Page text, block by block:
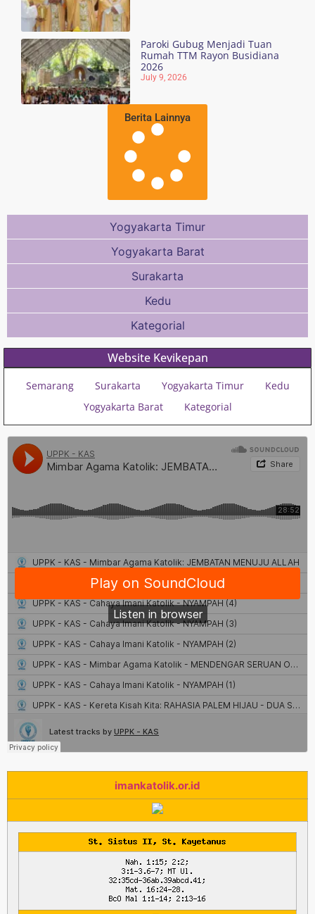
Yogyakarta Timur
Yogyakarta Barat
Surakarta
Kedu
Kategorial
Paroki Gubug Menjadi Tuan
Rumah TTM Rayon Busidiana
2026
July 9, 2026
Berita Lainnya
Website Kevikepan
Semarang Surakarta Yogyakarta Timur
Kedu
Yogyakarta Barat
Kategorial
imankatolik.or.id